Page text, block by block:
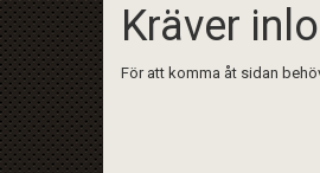
Kräver
För att komma åt sidan